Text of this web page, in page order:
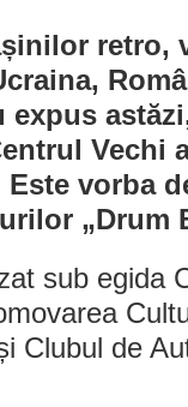
retro,
expus
Vechi
vorba
„Drum
sub egida
Clubul de